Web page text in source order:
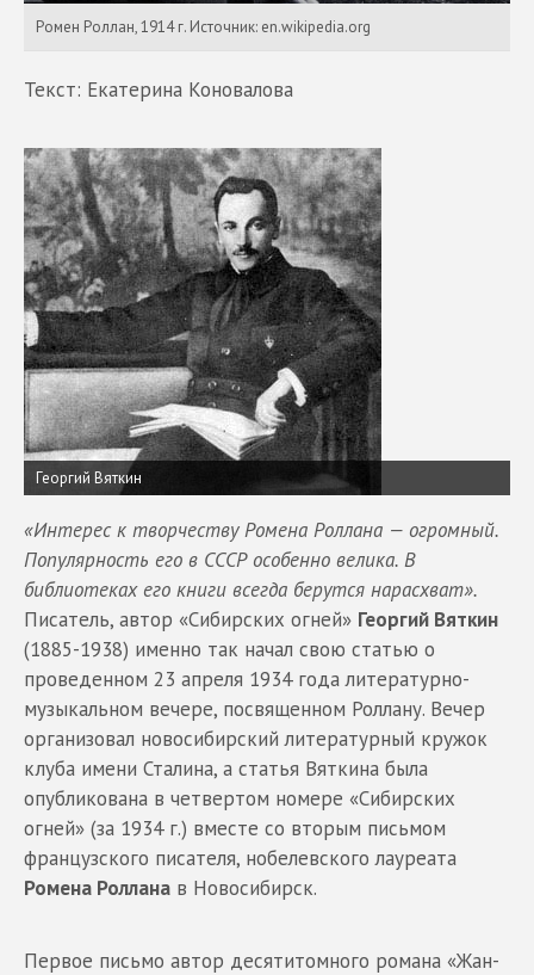
Ромен Роллан, 1914 г. Источник: en.wikipedia.org
Текст: Екатерина Коновалова
Георгий Вяткин
«Интерес к творчеству Ромена Роллана — огромный.
Популярность его в СССР особенно велика. В
библиотеках его книги всегда берутся нарасхват».
Писатель, автор «Сибирских огней» Георгий Вяткин
(1885-1938) именно так начал свою статью о
проведенном 23 апреля 1934 года литературно-
музыкальном вечере, посвященном Роллану. Вечер
организовал новосибирский литературный кружок
клуба имени Сталина, а статья Вяткина была
опубликована в четвертом номере «Сибирских
огней» (за 1934 г.) вместе со вторым письмом
французского писателя, нобелевского лауреата
Ромена Роллана в Новосибирск.
Первое письмо автор десятитомного романа «Жан-